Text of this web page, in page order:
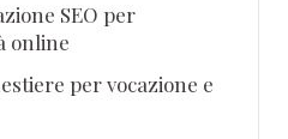
SEO per
online
per vocazione e